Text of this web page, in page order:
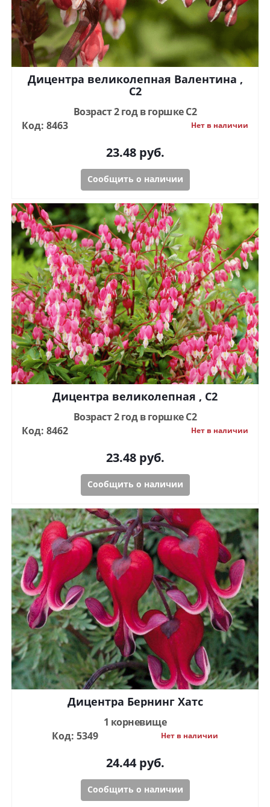
Дицентра великолепная Валентина ,
C2
Возраст 2 год в горшке C2
Код: 8463
Нет в наличии
23.48руб.
Сообщить о наличии
Дицентра великолепная , C2
Возраст 2 год в горшке C2
Код: 8462
Нет в наличии
23.48руб.
Сообщить о наличии
Дицентра Бернинг Хатс
1 корневище
Код: 5349
Нет в наличии
24.44руб.
Сообщить о наличии